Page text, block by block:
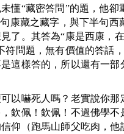
“藏密答問”的題，他卻
康藏之藏字，與下半句西
了。其答為“康是西康，
問題，無有價值的答話
這樣答的，所以還有一部
嚇死人嗎？老實說你那
欽佩！欽佩！不過佛學不
仰（跑馬山師父吃肉，他